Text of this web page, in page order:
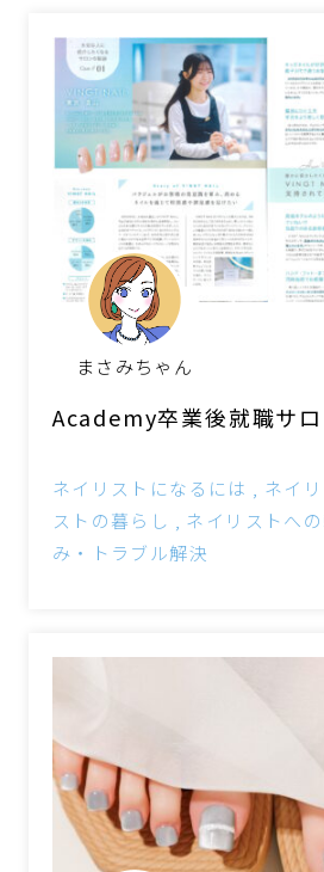
まさみちゃん
Academy卒業後就職サ
ネイリストになるには ネイ
ストの暮らし
ネイリストへ
み・トラブル解決